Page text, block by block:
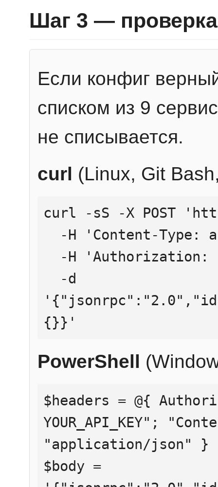
Шаг 3 — проверка
Если конфиг
списком из 9
не списывается.
curl (Linux, Git
curl -sS -X POST
{}}'
PowerShell
$headers = @{
YOUR_API_KEY";
"application/json" }
$body =